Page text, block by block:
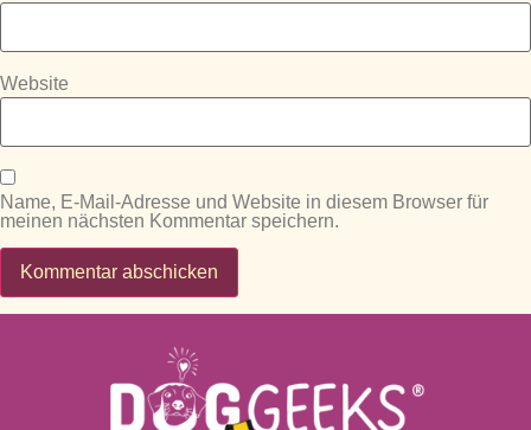
Website
Name, E-Mail-Adresse und Website in diesem Browser für
meinen nächsten Kommentar speichern.